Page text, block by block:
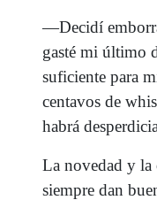
—Decidí
gasté mi último
suficiente para
centavos de
habrá
La novedad y
siempre dan